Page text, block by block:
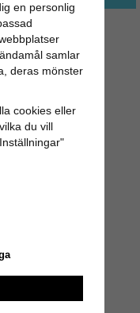
en personlig
samlar
deras mönster
cookies eller
du vill